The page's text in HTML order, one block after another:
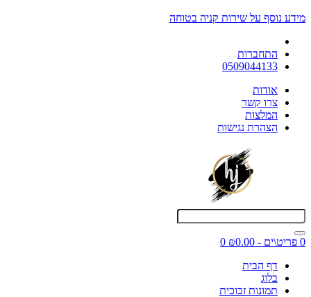
מידע נוסף על שירות קניה בטוחה
התחברות
0509044133
אודות
צרו קשר
המלצות
הצהרת נגישות
0 פריט\ים - ₪0.00
0
דף הבית
בלוג
תמונות זכוכית